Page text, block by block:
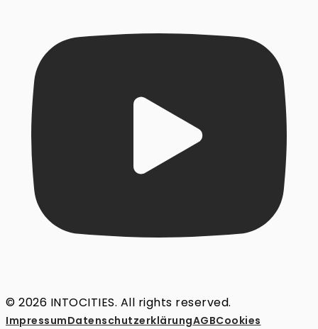
© 2026 INTOCITIES. All rights reserved.
ImpressumDatenschutz­erklärungAGBCookies